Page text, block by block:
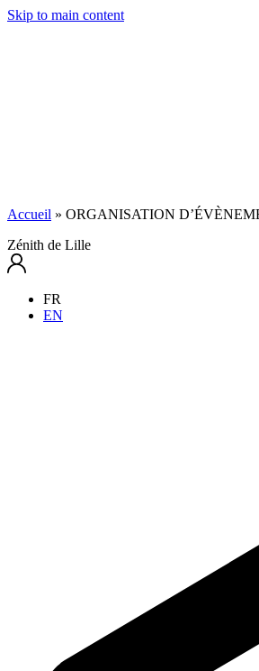
Skip to main content
Accueil » ORGANISATION
Zénith de Lille
FR
EN